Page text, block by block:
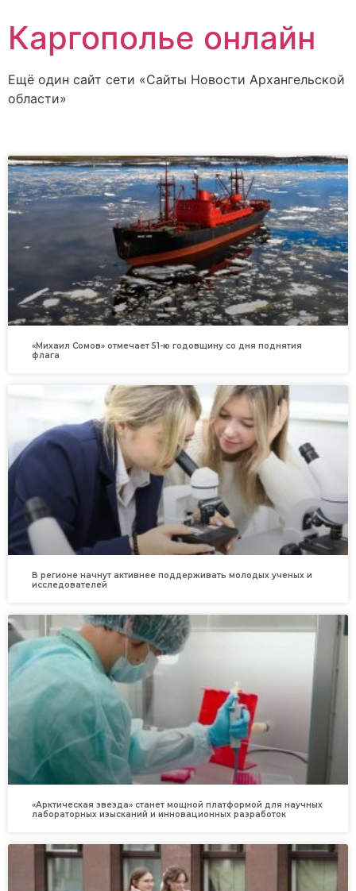
Каргополье онлайн
Ещё один сайт сети «Сайты Новости Архангельской
области»
«Михаил Сомов» отмечает 51-ю годовщину со дня поднятия
флага
В регионе начнут активнее поддерживать молодых ученых и
исследователей
«Арктическая звезда» станет мощной платформой для научных
лабораторных изысканий и инновационных разработок